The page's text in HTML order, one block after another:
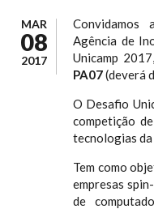
MAR
08
2017
Agência de
Unicamp
PA07(deverá
O Desafio
competição
tecnologias da
Tem como
empresas
de